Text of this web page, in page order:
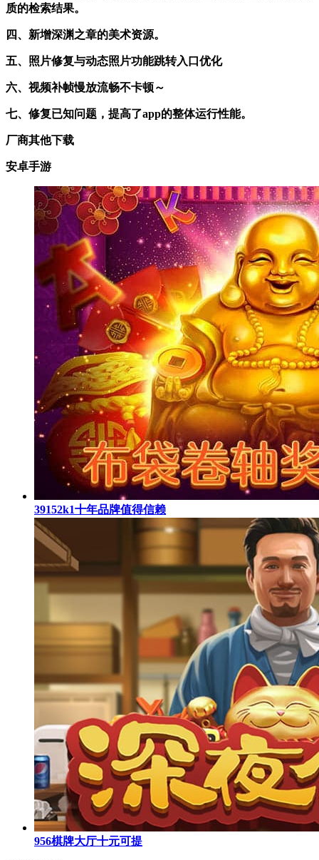
质的检索结果。
四、新增深渊之章的美术资源。
五、照片修复与动态照片功能跳转入口优化
六、视频补帧慢放流畅不卡顿～
七、修复已知问题，提高了app的整体运行性能。
厂商其他下载
安卓手游
39152k1十年品牌值得信赖
956棋牌大厅十元可提